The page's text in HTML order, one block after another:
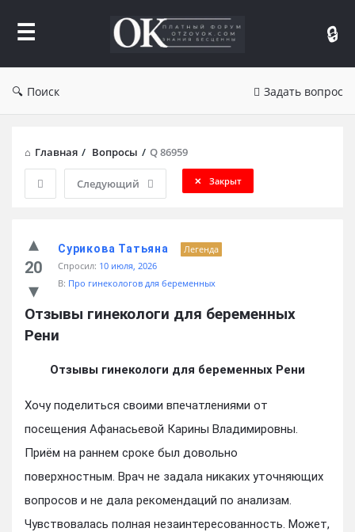
Отзывы
Поиск Задать вопрос
Главная / Вопросы / Q 86959
Следующий Закрыт
20
Сурикова Татьяна
Легенда
Спросил: 10 июля, 2026
В: Про гинекологов для беременных
Отзывы гинекологи для беременных
Рени
Отзывы гинекологи для беременных Рени
Хочу поделиться своими впечатлениями от
посещения Афанасьевой Карины Владимировны.
Приём на раннем сроке был довольно
поверхностным. Врач не задала никаких уточняющих
вопросов и не дала рекомендаций по анализам.
Чувствовалась полная незаинтересованность. Может,